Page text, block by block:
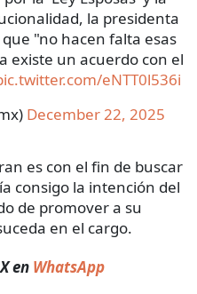
la presidenta
"no hacen falta esas
existe un acuerdo con el
eNTT0l536i
December 22, 2025
es con el fin de buscar
consigo la intención del
de promover a su
en el cargo.
en WhatsApp